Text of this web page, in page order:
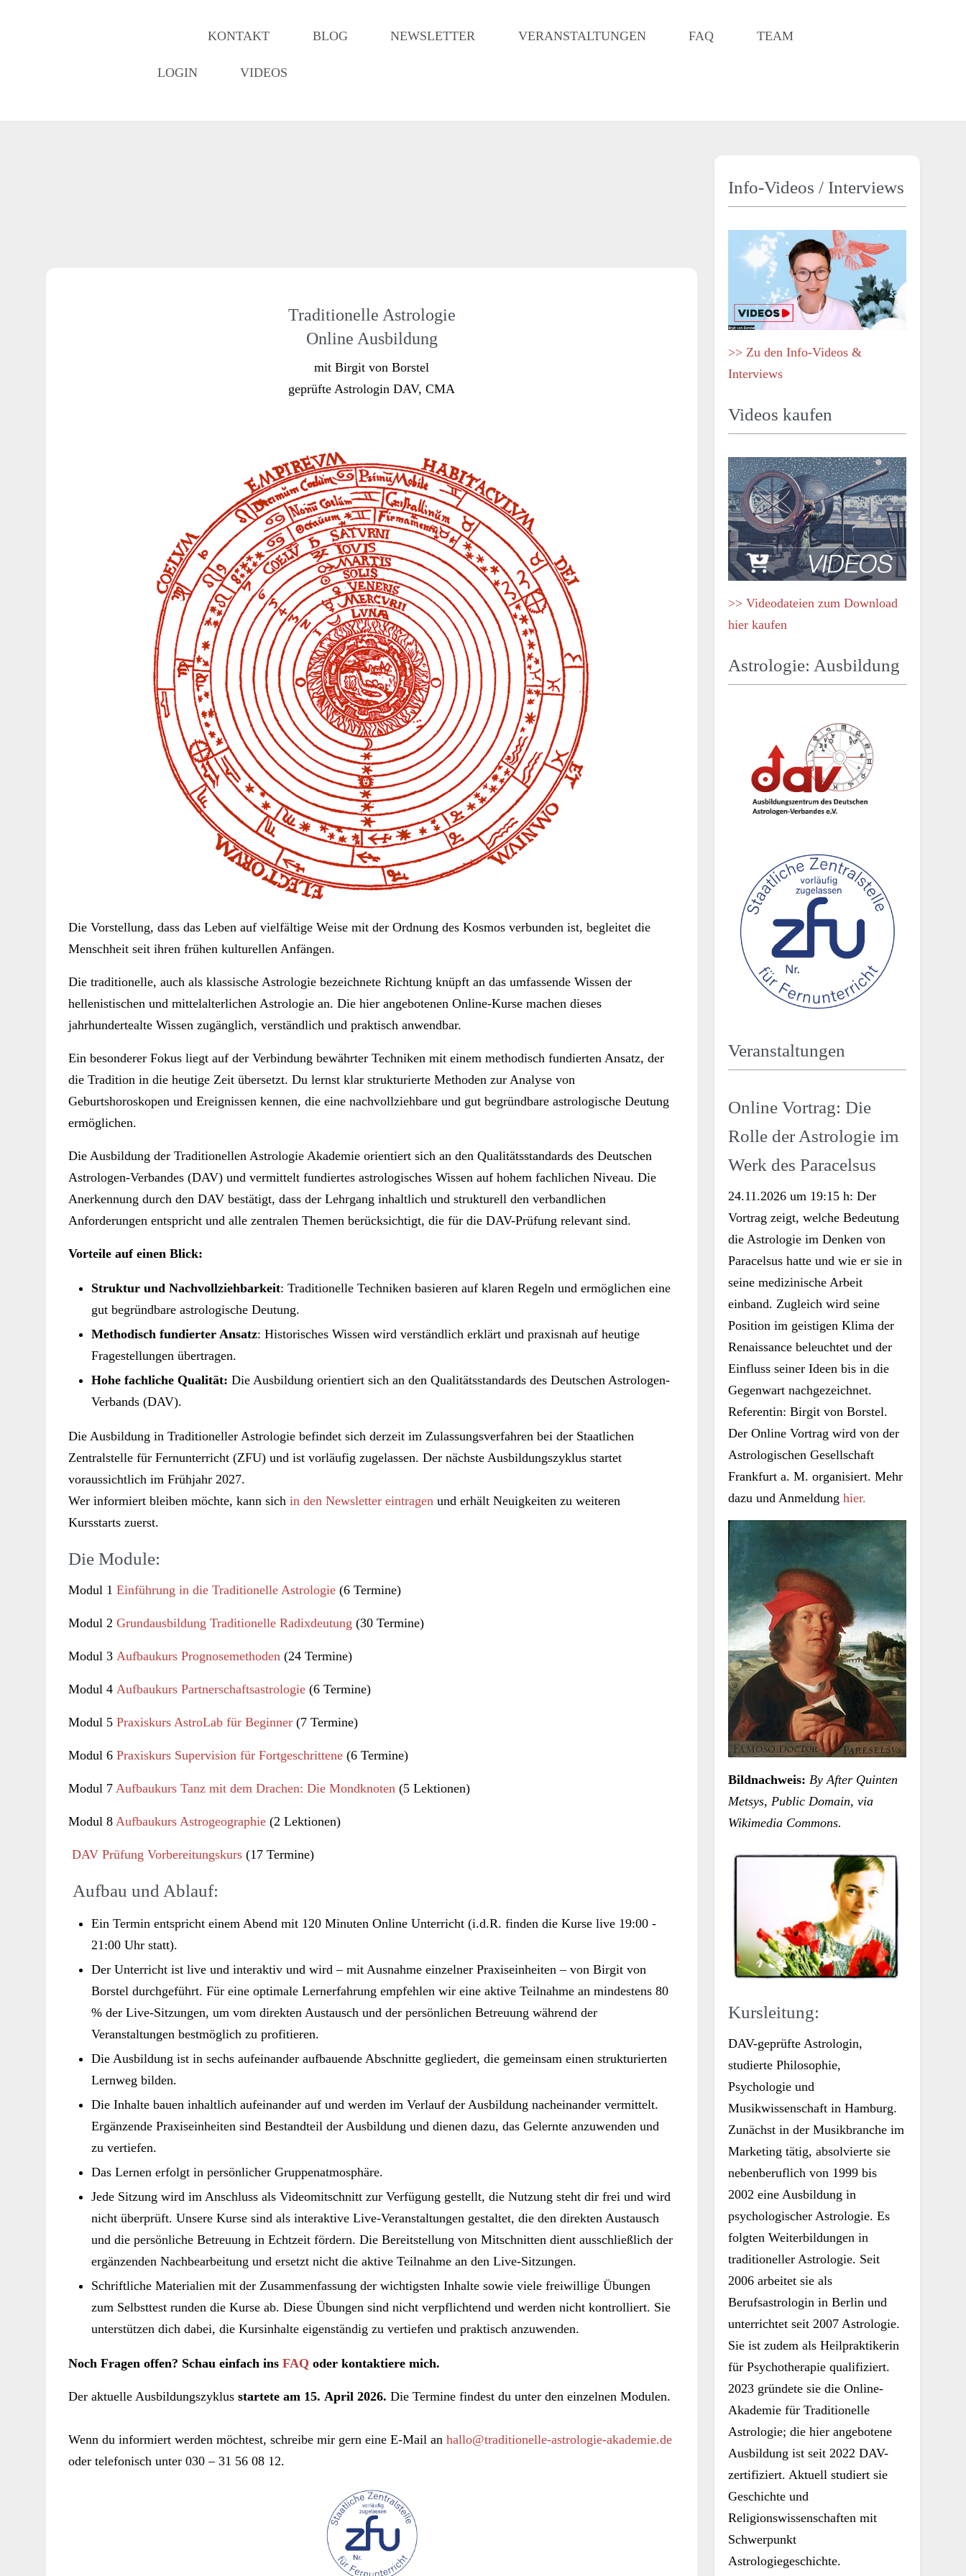
KONTAKT BLOG NEWSLETTER VERANSTALTUNGEN FAQ TEAM
LOGIN VIDEOS
Traditionelle Astrologie
Online Ausbildung
mit Birgit von Borstel
geprüfte Astrologin DAV, CMA
Die Vorstellung, dass das Leben auf vielfältige Weise mit der Ordnung des Kosmos verbunden ist, begleitet die
Menschheit seit ihren frühen kulturellen Anfängen.
Die traditionelle, auch als klassische Astrologie bezeichnete Richtung knüpft an das umfassende Wissen der
hellenistischen und mittelalterlichen Astrologie an. Die hier angebotenen Online-Kurse machen dieses
jahrhundertealte Wissen zugänglich, verständlich und praktisch anwendbar.
Ein besonderer Fokus liegt auf der Verbindung bewährter Techniken mit einem methodisch fundierten Ansatz, der
die Tradition in die heutige Zeit übersetzt. Du lernst klar strukturierte Methoden zur Analyse von
Geburtshoroskopen und Ereignissen kennen, die eine nachvollziehbare und gut begründbare astrologische Deutung
ermöglichen.
Die Ausbildung der Traditionellen Astrologie Akademie orientiert sich an den Qualitätsstandards des Deutschen
Astrologen-Verbandes (DAV) und vermittelt fundiertes astrologisches Wissen auf hohem fachlichen Niveau. Die
Anerkennung durch den DAV bestätigt, dass der Lehrgang inhaltlich und strukturell den verbandlichen
Anforderungen entspricht und alle zentralen Themen berücksichtigt, die für die DAV-Prüfung relevant sind.
Vorteile auf einen Blick:
Struktur und Nachvollziehbarkeit: Traditionelle Techniken basieren auf klaren Regeln und ermöglichen eine
gut begründbare astrologische Deutung.
Methodisch fundierter Ansatz: Historisches Wissen wird verständlich erklärt und praxisnah auf heutige
Fragestellungen übertragen.
Hohe fachliche Qualität: Die Ausbildung orientiert sich an den Qualitätsstandards des Deutschen Astrologen-
Verbands (DAV).
Die Ausbildung in Traditioneller Astrologie befindet sich derzeit im Zulassungsverfahren bei der Staatlichen
Zentralstelle für Fernunterricht (ZFU) und ist vorläufig zugelassen. Der nächste Ausbildungszyklus startet
voraussichtlich im Frühjahr 2027.
Wer informiert bleiben möchte, kann sich in den Newsletter eintragen und erhält Neuigkeiten zu weiteren
Kursstarts zuerst.
Die Module:
Modul 1Einführung in die Traditionelle Astrologie (6 Termine)
Modul 2Grundausbildung Traditionelle Radixdeutung (30 Termine)
Modul 3 Aufbaukurs Prognosemethoden (24 Termine)
Modul 4 Aufbaukurs Partnerschaftsastrologie (6 Termine)
Modul 5Praxiskurs AstroLab für Beginner (7 Termine)
Modul 6 Praxiskurs Supervision für Fortgeschrittene (6 Termine)
Modul 7 Aufbaukurs Tanz mit dem Drachen: Die Mondknoten (5 Lektionen)
Modul 8 Aufbaukurs Astrogeographie (2 Lektionen)
DAV Prüfung Vorbereitungskurs (17 Termine)
Aufbau und Ablauf:
Ein Termin entspricht einem Abend mit 120 Minuten Online Unterricht (i.d.R. finden die Kurse live 19:00 -
21:00 Uhr statt).
Der Unterricht ist live und interaktiv und wird – mit Ausnahme einzelner Praxiseinheiten – von Birgit von
Borstel durchgeführt. Für eine optimale Lernerfahrung empfehlen wir eine aktive Teilnahme an mindestens 80
% der Live-Sitzungen, um vom direkten Austausch und der persönlichen Betreuung während der
Veranstaltungen bestmöglich zu profitieren.
Die Ausbildung ist in sechs aufeinander aufbauende Abschnitte gegliedert, die gemeinsam einen strukturierten
Lernweg bilden.
Die Inhalte bauen inhaltlich aufeinander auf und werden im Verlauf der Ausbildung nacheinander vermittelt.
Ergänzende Praxiseinheiten sind Bestandteil der Ausbildung und dienen dazu, das Gelernte anzuwenden und
zu vertiefen.
Das Lernen erfolgt in persönlicher Gruppenatmosphäre.
Jede Sitzung wird im Anschluss als Videomitschnitt zur Verfügung gestellt, die Nutzung steht dir frei und wird
nicht überprüft. Unsere Kurse sind als interaktive Live-Veranstaltungen gestaltet, die den direkten Austausch
und die persönliche Betreuung in Echtzeit fördern. Die Bereitstellung von Mitschnitten dient ausschließlich der
ergänzenden Nachbearbeitung und ersetzt nicht die aktive Teilnahme an den Live-Sitzungen.
Schriftliche Materialien mit der Zusammenfassung der wichtigsten Inhalte sowie viele freiwillige Übungen
zum Selbsttest runden die Kurse ab. Diese Übungen sind nicht verpflichtend und werden nicht kontrolliert. Sie
unterstützen dich dabei, die Kursinhalte eigenständig zu vertiefen und praktisch anzuwenden.
Noch Fragen offen? Schau einfach insFAQ oder kontaktiere mich.
Der aktuelle Ausbildungszyklusstartete am 15. April 2026.Die Termine findest du unter den einzelnen Modulen.
Wenn du informiert werden möchtest, schreibe mir gern eine E-Mail anhallo@traditionelle-astrologie-akademie.de
oder telefonisch unter 030 – 31 56 08 12.
Info-Videos / Interviews
>> Zu den Info-Videos &
Interviews
Videos kaufen
>> Videodateien zum Download
hier kaufen
Astrologie: Ausbildung
Veranstaltungen
Online Vortrag: Die
Rolle der Astrologie im
Werk des Paracelsus
24.11.2026 um 19:15 h: Der
Vortrag zeigt, welche Bedeutung
die Astrologie im Denken von
Paracelsus hatte und wie er sie in
seine medizinische Arbeit
einband. Zugleich wird seine
Position im geistigen Klima der
Renaissance beleuchtet und der
Einfluss seiner Ideen bis in die
Gegenwart nachgezeichnet.
Referentin: Birgit von Borstel.
Der Online Vortrag wird von der
Astrologischen Gesellschaft
Frankfurt a. M. organisiert. Mehr
dazu und Anmeldung hier.
Bildnachweis: By After Quinten
Metsys, Public Domain, via
Wikimedia Commons.
Kursleitung:
DAV-geprüfte Astrologin,
studierte Philosophie,
Psychologie und
Musikwissenschaft in Hamburg.
Zunächst in der Musikbranche im
Marketing tätig, absolvierte sie
nebenberuflich von 1999 bis
2002 eine Ausbildung in
psychologischer Astrologie. Es
folgten Weiterbildungen in
traditioneller Astrologie. Seit
2006 arbeitet sie als
Berufsastrologin in Berlin und
unterrichtet seit 2007 Astrologie.
Sie ist zudem als Heilpraktikerin
für Psychotherapie qualifiziert.
2023 gründete sie die Online-
Akademie für Traditionelle
Astrologie; die hier angebotene
Ausbildung ist seit 2022 DAV-
zertifiziert. Aktuell studiert sie
Geschichte und
Religionswissenschaften mit
Schwerpunkt
Astrologiegeschichte.